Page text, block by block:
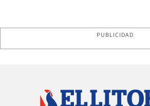
PUBLICIDAD